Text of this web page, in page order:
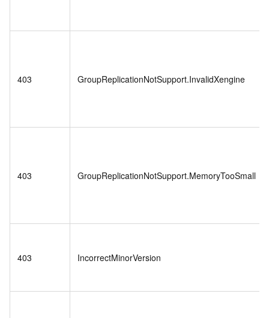
403 GroupReplicationNotSupport.InvalidXengine
403 GroupReplicationNotSupport.MemoryTooSmall
403 IncorrectMinorVersion